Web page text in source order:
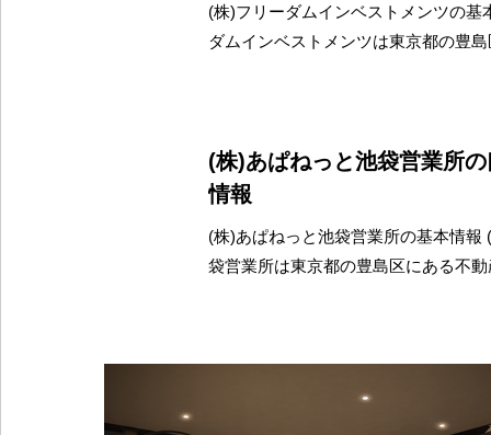
(株)フリーダムインベストメンツの基
ダムインベストメンツは東京都の豊
(株)あぱねっと池袋営業所
情報
(株)あぱねっと池袋営業所の基本情報
袋営業所は東京都の豊島区にある不